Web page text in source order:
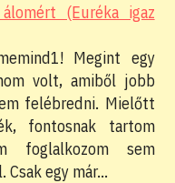
(Euréka igaz
Megint egy
volt, amiből jobb
felébredni. Mielőtt
fontosnak tartom
foglalkozom sem
Csak egy már…